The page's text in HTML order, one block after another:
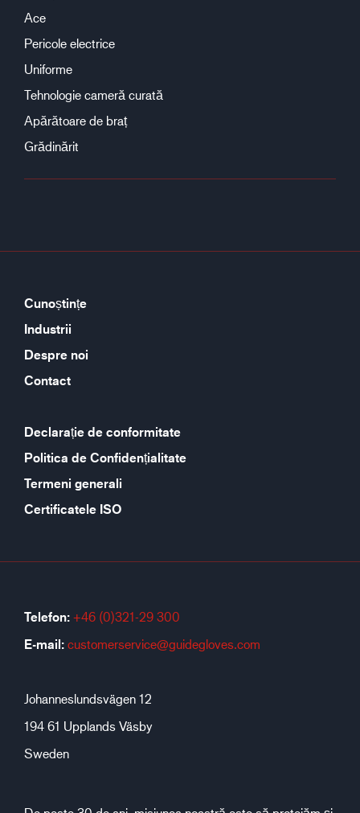
Ace
Pericole electrice
Uniforme
Tehnologie cameră curată
Apărătoare de braț
Grădinărit
Cunoștințe
Industrii
Despre noi
Contact
Declarație de conformitate
Politica de Confidențialitate
Termeni generali
Certificatele ISO
Telefon: +46 (0)321-29 300
E-mail: customerservice@guidegloves.com
Johanneslundsvägen 12
194 61 Upplands Väsby
Sweden